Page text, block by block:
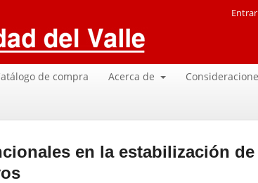
de compra Acerca de
Entrar
en la estabilización